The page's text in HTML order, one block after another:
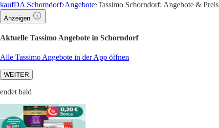
kaufDA Schorndorf Angebote Tassimo Schorndorf: Angebote & Preis
Anzeigen
Aktuelle Tassimo Angebote in Schorndorf
Alle Tassimo Angebote in der App öffnen
WEITER
endet bald